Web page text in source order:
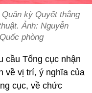
kỳ Quyết thắng
Ảnh: Nguyễn
phòng
cầu Tổng cục nhận
về vị trí, ý nghĩa của
cục, về chức